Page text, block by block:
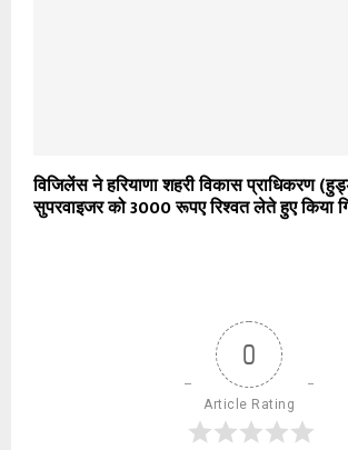
विजिलेंस ने हरियाणा शहरी विकास प्राधिकरण
सुपरवाइजर को 3000 रूपए रिश्वत लेते हुए किया
0
Article Rating